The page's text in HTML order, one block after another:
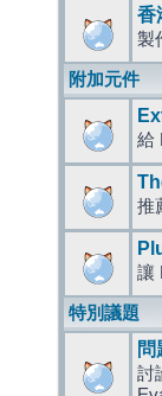
香
製
附加元件
給
推
讓
特別議題
問
討